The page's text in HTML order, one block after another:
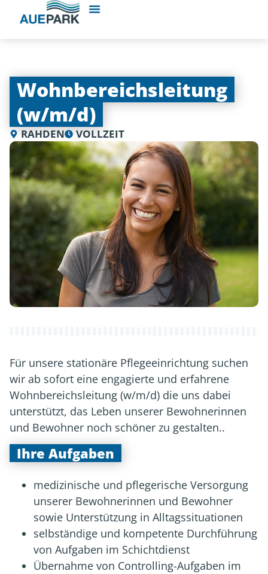
Wohnbereichsleitung
(w/m/d)
RAHDEN VOLLZEIT
Für unsere stationäre Pflegeeinrichtung suchen
wir ab sofort eine engagierte und erfahrene
Wohnbereichsleitung (w/m/d) die uns dabei
unterstützt, das Leben unserer Bewohnerinnen
und Bewohner noch schöner zu gestalten..
Ihre Aufgaben
medizinische und pflegerische Versorgung
unserer Bewohnerinnen und Bewohner
sowie Unterstützung in Alltagssituationen
selbständige und kompetente Durchführung
von Aufgaben im Schichtdienst
Übernahme von Controlling-Aufgaben im